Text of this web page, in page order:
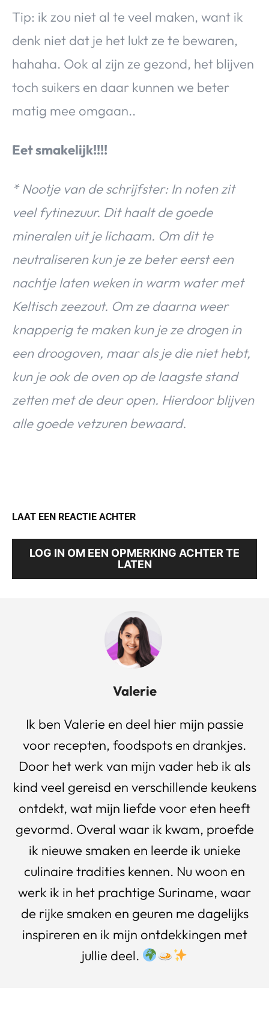
Tip: ik zou niet al te veel maken, want ik
denk niet dat je het lukt ze te bewaren,
hahaha. Ook al zijn ze gezond, het blijven
toch suikers en daar kunnen we beter
matig mee omgaan..
Eet smakelijk!!!!
* Nootje van de schrijfster: In noten zit
veel fytinezuur. Dit haalt de goede
mineralen uit je lichaam. Om dit te
neutraliseren kun je ze beter eerst een
nachtje laten weken in warm water met
Keltisch zeezout. Om ze daarna weer
knapperig te maken kun je ze drogen in
een droogoven, maar als je die niet hebt,
kun je ook de oven op de laagste stand
zetten met de deur open. Hierdoor blijven
alle goede vetzuren bewaard.
LAAT EEN REACTIE ACHTER
LOG IN OM EEN OPMERKING ACHTER TE
LATEN
Valerie
Ik ben Valerie en deel hier mijn passie
voor recepten, foodspots en drankjes.
Door het werk van mijn vader heb ik als
kind veel gereisd en verschillende keukens
ontdekt, wat mijn liefde voor eten heeft
gevormd. Overal waar ik kwam, proefde
ik nieuwe smaken en leerde ik unieke
culinaire tradities kennen. Nu woon en
werk ik in het prachtige Suriname, waar
de rijke smaken en geuren me dagelijks
inspireren en ik mijn ontdekkingen met
jullie deel.